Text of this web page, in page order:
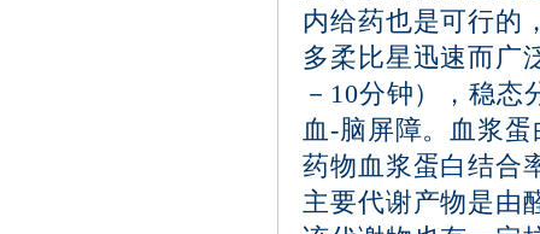
内给药也是可行的
多柔比星迅速而广
－10分钟），稳
血-脑屏障。血浆
药物血浆蛋白结合
主要代谢产物是由